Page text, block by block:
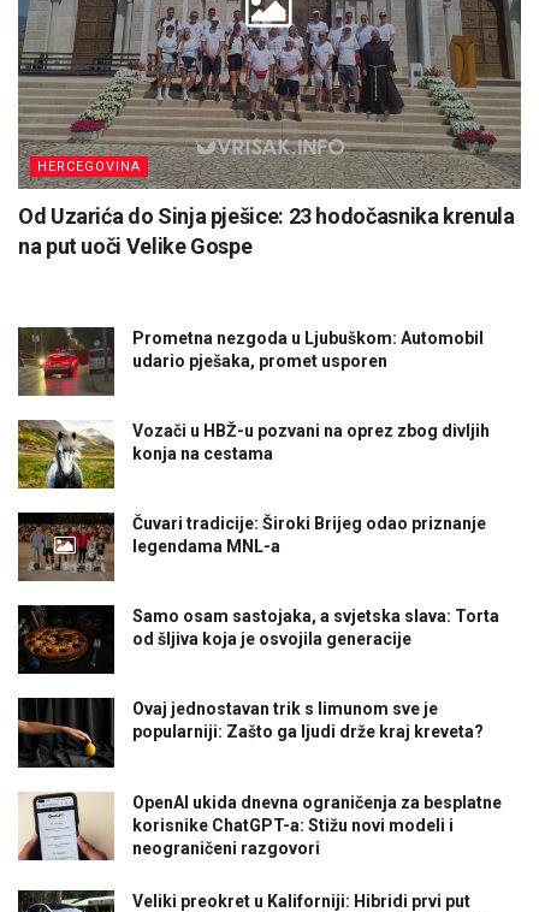
HERCEGOVINA
Od Uzarića do Sinja pješice: 23 hodočasnika krenula
na put uoči Velike Gospe
Prometna nezgoda u Ljubuškom: Automobil
udario pješaka, promet usporen
Vozači u HBŽ-u pozvani na oprez zbog divljih
konja na cestama
Čuvari tradicije: Široki Brijeg odao priznanje
legendama MNL-a
Samo osam sastojaka, a svjetska slava: Torta
od šljiva koja je osvojila generacije
Ovaj jednostavan trik s limunom sve je
popularniji: Zašto ga ljudi drže kraj kreveta?
OpenAI ukida dnevna ograničenja za besplatne
korisnike ChatGPT-a: Stižu novi modeli i
neograničeni razgovori
Veliki preokret u Kaliforniji: Hibridi prvi put